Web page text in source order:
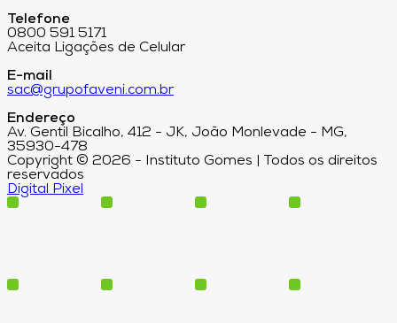
Telefone
0800 591 5171
Aceita Ligações de Celular
E-mail
sac@grupofaveni.com.br
Endereço
Av. Gentil Bicalho, 412 - JK, João Monlevade - MG,
35930-478
Copyright © 2026 - Instituto Gomes | Todos os direitos
reservados
Digital Pixel